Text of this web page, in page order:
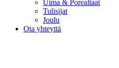
Uima & Porealtaat
Tulisijat
Joulu
Ota yhteyttä